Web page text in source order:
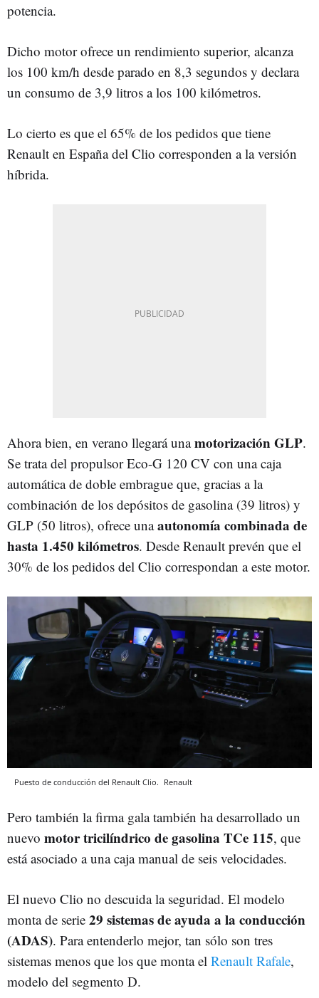
potencia.
Dicho motor ofrece un rendimiento superior, alcanza
los 100 km/h desde parado en 8,3 segundos y declara
un consumo de 3,9 litros a los 100 kilómetros.
Lo cierto es que el 65% de los pedidos que tiene
Renault en España del Clio corresponden a la versión
híbrida.
Ahora bien, en verano llegará unamotorización GLP.
Se trata del propulsor Eco-G 120 CV con una caja
automática de doble embrague que, gracias a la
combinación de los depósitos de gasolina (39 litros) y
GLP (50 litros), ofrece unaautonomía combinada de
hasta 1.450 kilómetros. Desde Renault prevén que el
30% de los pedidos del Clio correspondan a este motor.
Puesto de conducción del Renault Clio. Renault
Pero también la firma gala también ha desarrollado un
nuevo motor tricilíndrico de gasolina TCe 115, que
está asociado a una caja manual de seis velocidades.
El nuevo Clio no descuida la seguridad. El modelo
monta de serie 29 sistemas de ayuda a la conducción
(ADAS). Para entenderlo mejor, tan sólo son tres
sistemas menos que los que monta el Renault Rafale,
modelo del segmento D.